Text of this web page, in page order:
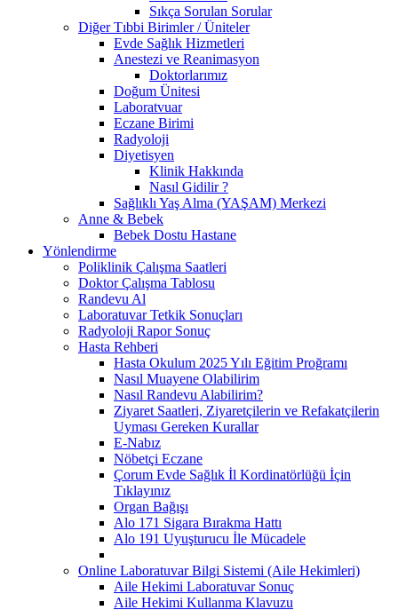
Sıkça Sorulan Sorular
Diğer Tıbbi Birimler / Üniteler
Evde Sağlık Hizmetleri
Anestezi ve Reanimasyon
Doktorlarımız
Doğum Ünitesi
Laboratvuar
Eczane Birimi
Radyoloji
Diyetisyen
Klinik Hakkında
Nasıl Gidilir ?
Sağlıklı Yaş Alma (YAŞAM) Merkezi
Anne & Bebek
Bebek Dostu Hastane
Yönlendirme
Poliklinik Çalışma Saatleri
Doktor Çalışma Tablosu
Randevu Al
Laboratuvar Tetkik Sonuçları
Radyoloji Rapor Sonuç
Hasta Rehberi
Hasta Okulum 2025 Yılı Eğitim Proğramı
Nasıl Muayene Olabilirim
Nasıl Randevu Alabilirim?
Ziyaret Saatleri, Ziyaretçilerin ve Refakatçilerin
Uyması Gereken Kurallar
E-Nabız
Nöbetçi Eczane
Çorum Evde Sağlık İl Kordinatörlüğü İçin
Tıklayınız
Organ Bağışı
Alo 171 Sigara Bırakma Hattı
Alo 191 Uyuşturucu İle Mücadele
Online Laboratuvar Bilgi Sistemi (Aile Hekimleri)
Aile Hekimi Laboratuvar Sonuç
Aile Hekimi Kullanma Klavuzu